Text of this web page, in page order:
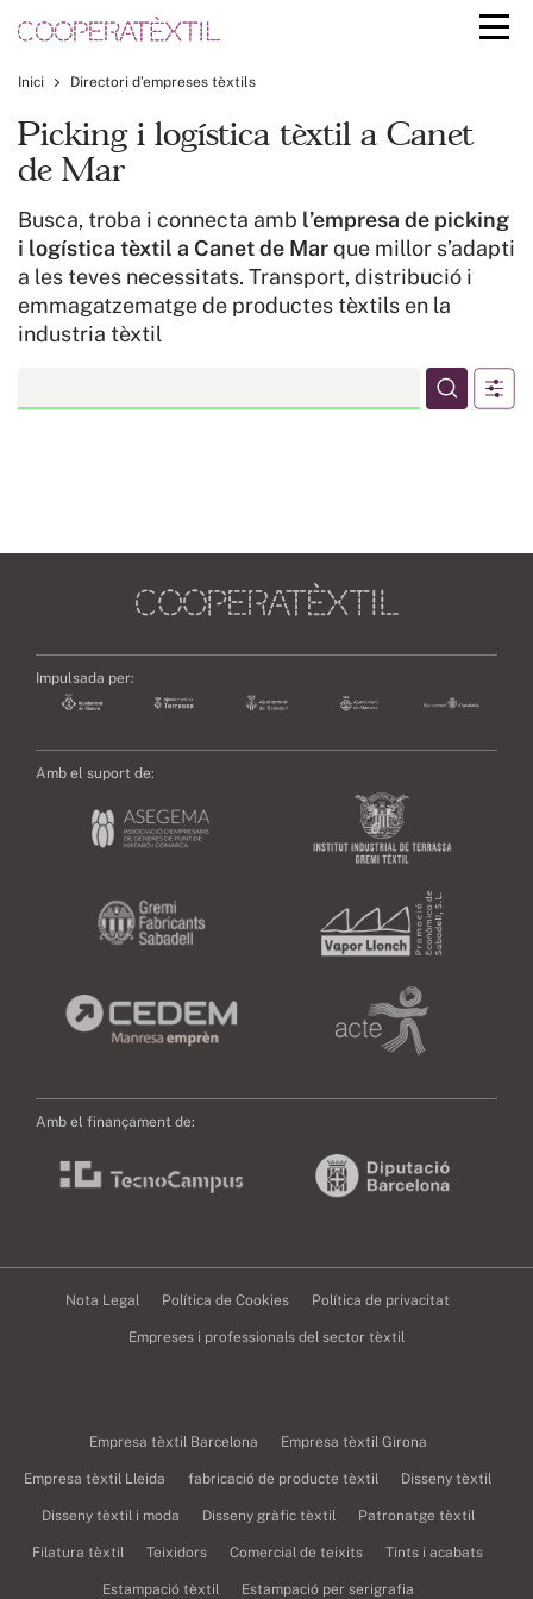
Inici Directori d’empreses tèxtils
Picking i logística tèxtil a Canet
de Mar
Busca, troba i connecta amb l’empresa de picking
i logística tèxtil a Canet de Marque millor s’adapti
a les teves necessitats. Transport, distribució i
emmagatzematge de productes tèxtils en la
industria tèxtil
Impulsada per:
Amb el suport de:
Amb el finançament de:
Nota Legal Política de Cookies Política de privacitat
Empreses i professionals del sector tèxtil
Empresa tèxtil Barcelona Empresa tèxtil Girona
Empresa tèxtil Lleida fabricació de producte tèxtil Disseny tèxtil
Disseny tèxtil i moda Disseny gràfic tèxtil Patronatge tèxtil
Filatura tèxtil Teixidors Comercial de teixits Tints i acabats
Estampació tèxtil Estampació per serigrafia